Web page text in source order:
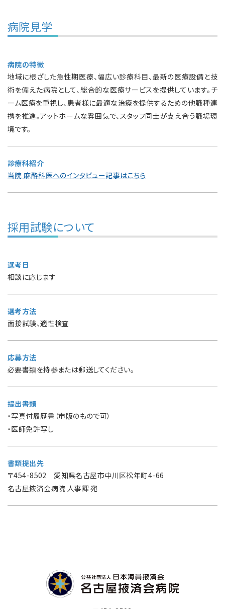
病院見学
病院の特徴
地域に根ざした急性期医療、幅広い診療科目、最新の医療設備と技
術を備えた病院として、総合的な医療サービスを提供しています。チ
ーム医療を重視し、患者様に最適な治療を提供するための他職種連
携を推進。アットホームな雰囲気で、スタッフ同士が支え合う職場環
境です。
診療科紹介
当院 麻酔科医へのインタビュー記事はこちら
採用試験について
選考日
相談に応じます
選考方法
面接試験、適性検査
応募方法
必要書類を持参または郵送してください。
提出書類
・写真付履歴書（市販のもので可）
・医師免許写し
書類提出先
〒454-8502 愛知県名古屋市中川区松年町4-66
名古屋掖済会病院 人事課 宛